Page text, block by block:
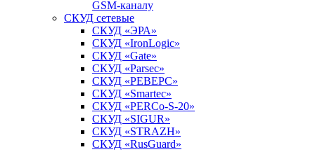
GSM-каналу
СКУД сетевые
СКУД «ЭРА»
СКУД «IronLogic»
СКУД «Gate»
СКУД «Parsec»
СКУД «РЕВЕРС»
СКУД «Smartec»
СКУД «PERCo-S-20»
СКУД «SIGUR»
СКУД «STRAZH»
СКУД «RusGuard»